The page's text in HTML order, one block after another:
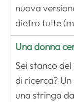
nuova
dietro tutte
Una donna
Sei stanco
di ricerca?
una stringa